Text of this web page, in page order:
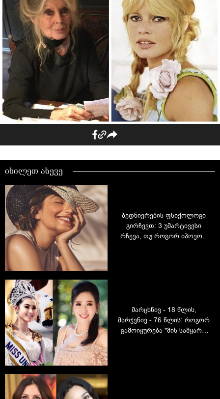
იხილეთ ასევე
ბედნიერების ფსიქოლოგი
გირჩევთ: 3 უმარტივესი
რჩევა, თუ როგორ იპოვოთ
მარცხნივ - 18 წლის,
მარჯვნივ - 76 წლის: როგორ
გამოიყურება "მის სამყარო